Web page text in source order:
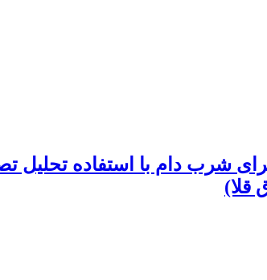
شرب دام با استفاده تحلیل
قلا)